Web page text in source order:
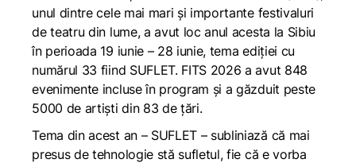
unul dintre cele mai mari și importante festivaluri
de teatru din lume, a avut loc anul acesta la Sibiu
în perioada 19 iunie – 28 iunie, tema ediției cu
numărul 33 fiind SUFLET. FITS 2026 a avut 848
evenimente incluse în program și a găzduit peste
5000 de artişti din 83 de țări.
Tema din acest an – SUFLET – subliniază că mai
presus de tehnologie stă sufletul, fie că e vorba